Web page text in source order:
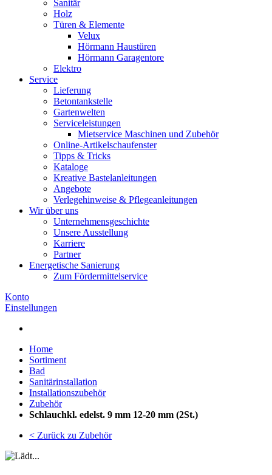
Sanitär
Holz
Türen & Elemente
Velux
Hörmann Haustüren
Hörmann Garagentore
Elektro
Service
Lieferung
Betontankstelle
Gartenwelten
Serviceleistungen
Mietservice Maschinen und Zubehör
Online-Artikelschaufenster
Tipps & Tricks
Kataloge
Kreative Bastelanleitungen
Angebote
Verlegehinweise & Pflegeanleitungen
Wir über uns
Unternehmensgeschichte
Unsere Ausstellung
Karriere
Partner
Energetische Sanierung
Zum Fördermittelservice
Konto
Einstellungen
Home
Sortiment
Bad
Sanitärinstallation
Installationszubehör
Zubehör
Schlauchkl. edelst. 9 mm 12-20 mm (2St.)
< Zurück zu Zubehör